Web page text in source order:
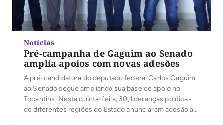
Notícias
Pré-campanha de Gaguim ao Senado
amplia apoios com novas adesões
A pré-candidatura do deputado federal Carlos Gaguim
ao Senado segue ampliando sua base de apoio no
Tocantins. Nesta quinta-feira, 30, lideranças políticas
de diferentes regiões do Estado anunciaram adesão ao